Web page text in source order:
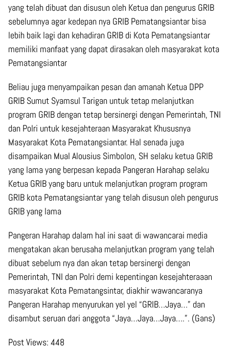
yang telah dibuat dan disusun oleh Ketua dan pengurus GRIB
sebelumnya agar kedepan nya GRIB Pematangsiantar bisa
lebih baik lagi dan kehadiran GRIB di Kota Pematangsiantar
memiliki manfaat yang dapat dirasakan oleh masyarakat kota
Pematangsiantar
Beliau juga menyampaikan pesan dan amanah Ketua DPP
GRIB Sumut Syamsul Tarigan untuk tetap melanjutkan
program GRIB dengan tetap bersinergi dengan Pemerintah, TNI
dan Polri untuk kesejahteraan Masyarakat Khususnya
Masyarakat Kota Pematangsiantar. Hal senada juga
disampaikan Mual Alousius Simbolon, SH selaku ketua GRIB
yang lama yang berpesan kepada Pangeran Harahap selaku
Ketua GRIB yang baru untuk melanjutkan program program
GRIB kota Pematangsiantar yang telah disusun oleh pengurus
GRIB yang lama
Pangeran Harahap dalam hal ini saat di wawancarai media
mengatakan akan berusaha melanjutkan program yang telah
dibuat sebelum nya dan akan tetap bersinergi dengan
Pemerintah, TNI dan Polri demi kepentingan kesejahteraaan
masyarakat Kota Pematangsintar, diakhir wawancaranya
Pangeran Harahap menyurukan yel yel “GRIB…Jaya…” dan
disambut seruan dari anggota “Jaya…Jaya…Jaya….”. (Gans)
Post Views: 448